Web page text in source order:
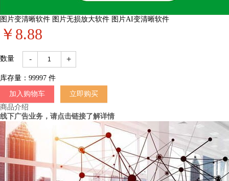
图片变清晰软件 图片无损放大软件 图片AI变清晰软件
￥8.88
数量 - +
库存量： 99997 件
加入购物车
立即购买
商品介绍
线下广告业务，请点击链接了解详情